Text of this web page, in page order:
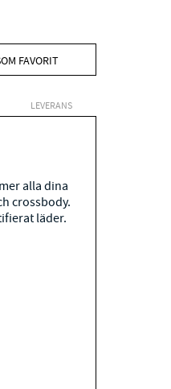
FAVORIT
LEVERANS
alla dina
crossbody.
läder.